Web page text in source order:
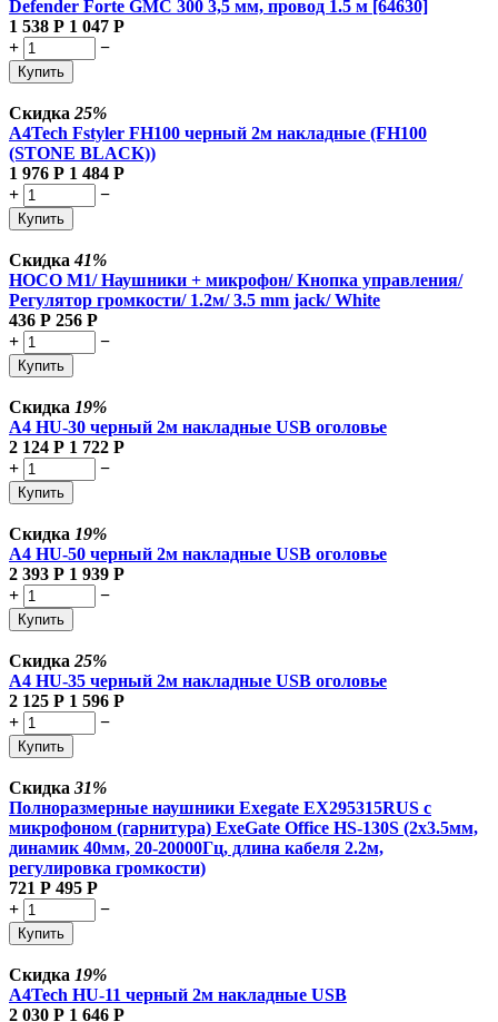
Defender Forte GMC 300 3,5 мм, провод 1.5 м [64630]
1 538 Р 1 047 Р
+
−
Купить
Скидка 25%
A4Tech Fstyler FH100 черный 2м накладные (FH100
(STONE BLACK))
1 976 Р 1 484 Р
+
−
Купить
Скидка41%
HOCO M1/ Наушники + микрофон/ Кнопка управления/
Регулятор громкости/ 1.2м/ 3.5 mm jack/ White
436 Р 256 Р
+
−
Купить
Скидка 19%
A4 HU-30 черный 2м накладные USB оголовье
2 124 Р 1 722 Р
+
−
Купить
Скидка 19%
A4 HU-50 черный 2м накладные USB оголовье
2 393 Р 1 939 Р
+
−
Купить
Скидка 25%
A4 HU-35 черный 2м накладные USB оголовье
2 125 Р 1 596 Р
+
−
Купить
Скидка 31%
Полноразмерные наушники Exegate EX295315RUS с
микрофоном (гарнитура) ExeGate Office HS-130S (2x3.5мм,
динамик 40мм, 20-20000Гц, длина кабеля 2.2м,
регулировка громкости)
721 Р 495 Р
+
−
Купить
Скидка 19%
A4Tech HU-11 черный 2м накладные USB
2 030 Р 1 646 Р